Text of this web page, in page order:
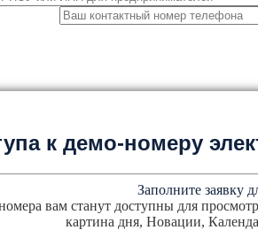
к демо-номеру
Заполните заявку
вам станут доступны для
картина дня, Новации,